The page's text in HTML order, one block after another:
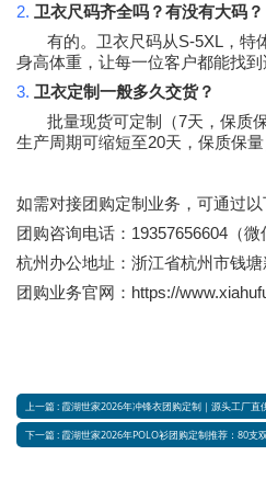
2. 卫衣尺码齐全吗？有没有大码？
有的。卫衣尺码从S-5XL ，特
身高体重，让每一位客户都能找到
3. 卫衣定制一般多久交货？
批量现货可定制（7天，保质
生产周期可缩短至20天，保质保量
如需对接团购定制业务，可通过以
团购咨询电话： 19357656604 （
杭州办公地址：浙江省杭州市钱
团购业务官网： https://
上一篇 : 霞湖世家2026年冲锋衣团购定制｜源头工厂直
下一篇 : 霞湖世家2026年POLO衫团购定制推荐：80支